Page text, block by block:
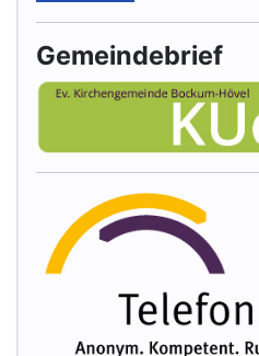
Gemeindebrief